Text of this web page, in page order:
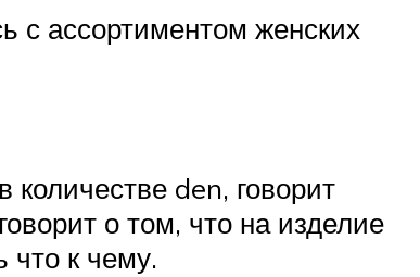
с ассортиментом женских
den, говорит
о том, что на изделие
что к чему.